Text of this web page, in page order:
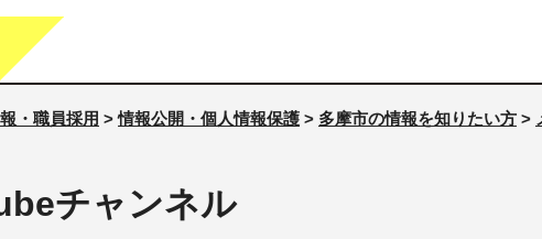
・職員採用 >情報公開・個人情報保護 > 多摩市の情報を知りたい方 >
チャンネル